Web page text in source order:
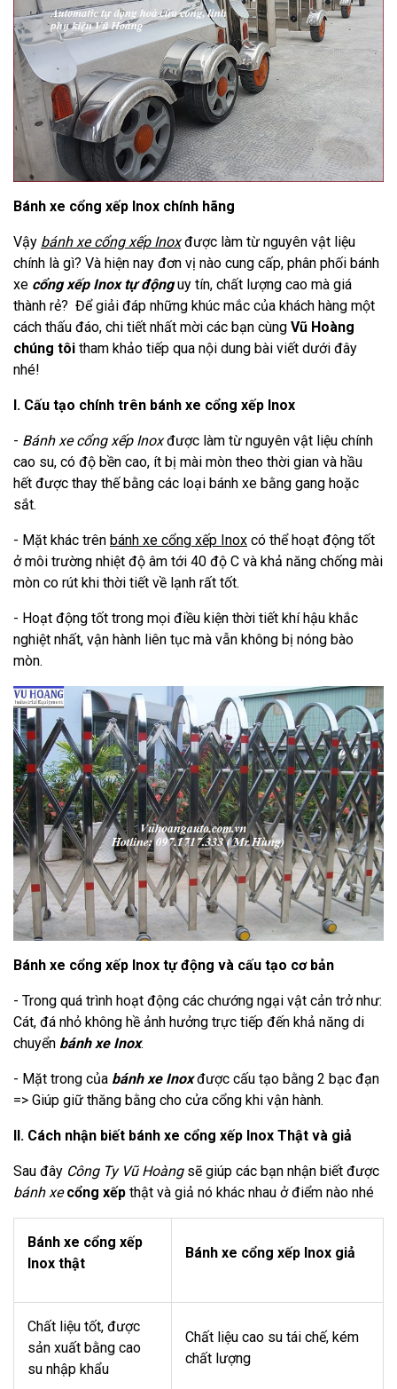
Bánh xe cổng xếp Inox chính hãng
Vậy bánh xe cổng xếp Inoxđược làm từ nguyên vật liệu
chính là gì? Và hiện nay đơn vị nào cung cấp, phân phối bánh
xe cổng xếp Inox tự độnguy tín, chất lượng cao mà giá
thành rẻ? Để giải đáp những khúc mắc của khách hàng một
cách thấu đáo, chi tiết nhất mời các bạn cùng Vũ Hoàng
chúng tôi tham khảo tiếp qua nội dung bài viết dưới đây
nhé!
I. Cấu tạo chính trên bánh xe cổng xếp Inox
- Bánh xe cổng xếp Inoxđược làm từ nguyên vật liệu chính
cao su, có độ bền cao, ít bị mài mòn theo thời gian và hầu
hết được thay thế bằng các loại bánh xe bằng gang hoặc
sắt.
- Mặt khác trên bánh xe cổng xếp Inox có thể hoạt động tốt
ở môi trường nhiệt độ âm tới 40 độ C và khả năng chống mài
mòn co rút khi thời tiết về lạnh rất tốt.
- Hoạt động tốt trong mọi điều kiện thời tiết khí hậu khắc
nghiệt nhất, vận hành liên tục mà vẫn không bị nóng bào
mòn.
Bánh xe cổng xếp Inox tự động và cấu tạo cơ bản
- Trong quá trình hoạt động các chướng ngại vật cản trở như:
Cát, đá nhỏ không hề ảnh hưởng trực tiếp đến khả năng di
chuyển bánh xe Inox.
- Mặt trong của bánh xe Inoxđược cấu tạo bằng 2 bạc đạn
=> Giúp giữ thăng bằng cho cửa cổng khi vận hành.
II. Cách nhận biết bánh xe cổng xếp Inox Thật và giả
Sau đây Công Ty Vũ Hoàngsẽ giúp các bạn nhận biết được
bánh xe cổng xếp thật và giả nó khác nhau ở điểm nào nhé
Bánh xe cổng xếp
Inox thật
Bánh xe cổng xếp Inox giả
Chất liệu tốt, được
sản xuất bằng cao
su nhập khẩu
Chất liệu cao su tái chế, kém
chất lượng